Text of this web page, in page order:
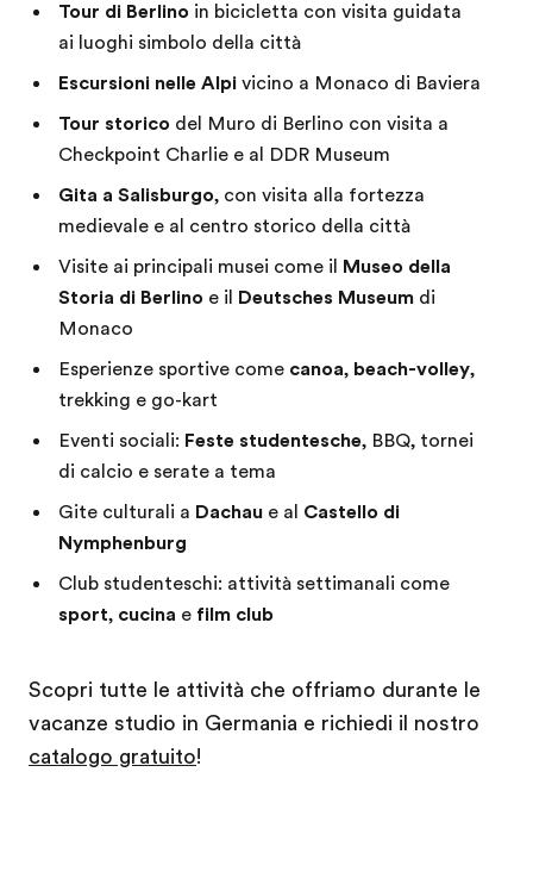
Tour di Berlino in bicicletta con visita guidata
ai luoghi simbolo della città
Escursioni nelle Alpi vicino a Monaco di Baviera
Tour storico del Muro di Berlino con visita a
Checkpoint Charlie e al DDR Museum
Gita a Salisburgo, con visita alla fortezza
medievale e al centro storico della città
Visite ai principali musei come il Museo della
Storia di Berlino e il Deutsches Museum di
Monaco
Esperienze sportive come canoa, beach-volley,
trekking e go-kart
Eventi sociali: Feste studentesche, BBQ, tornei
di calcio e serate a tema
Gite culturali a Dachau e al Castello di
Nymphenburg
Club studenteschi: attività settimanali come
sport, cucina e film club
Scopri tutte le attività che offriamo durante le
vacanze studio in Germania e richiedi il nostro
catalogo gratuito!